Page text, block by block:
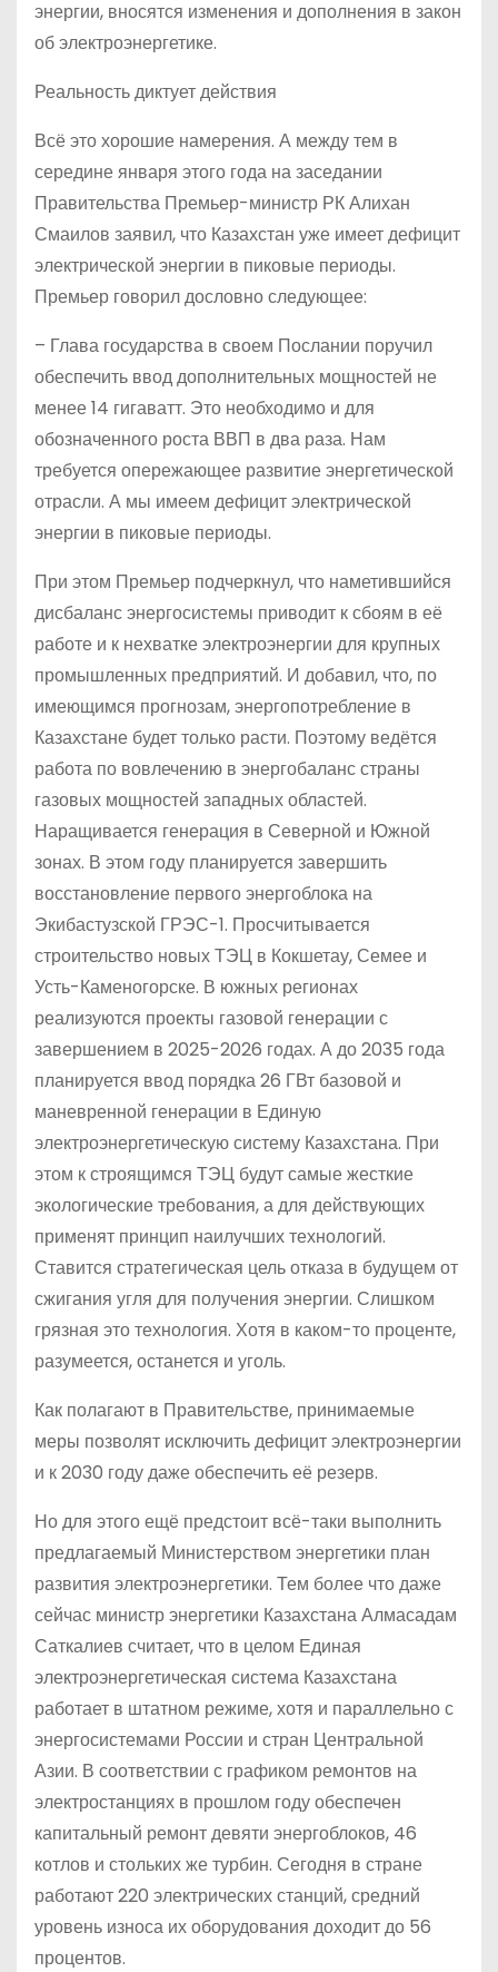
энергии, вносятся изменения и дополнения в закон
об электроэнергетике.
Реальность диктует действия
Всё это хорошие намерения. А между тем в
середине января этого года на заседании
Правительства Премьер-министр РК Алихан
Смаилов заявил, что Казахстан уже имеет дефицит
электрической энергии в пиковые периоды.
Премьер говорил дословно следующее:
– Глава государства в своем Послании поручил
обеспечить ввод дополнительных мощностей не
менее 14 гигаватт. Это необходимо и для
обозначенного роста ВВП в два раза. Нам
требуется опережающее развитие энергетической
отрасли. А мы имеем дефицит электрической
энергии в пиковые периоды.
При этом Премьер подчеркнул, что наметившийся
дисбаланс энергосистемы приводит к сбоям в её
работе и к нехватке электроэнергии для крупных
промышленных предприятий. И добавил, что, по
имеющимся прогнозам, энергопотребление в
Казахстане будет только расти. Поэтому ведётся
работа по вовлечению в энергобаланс страны
газовых мощностей западных областей.
Наращивается генерация в Северной и Южной
зонах. В этом году планируется завершить
восстановление первого энергоблока на
Экибастузской ГРЭС-1. Просчитывается
строительство новых ТЭЦ в Кокшетау, Семее и
Усть-Каменогорске. В южных регионах
реализуются проекты газовой генерации с
завершением в 2025-2026 годах. А до 2035 года
планируется ввод порядка 26 ГВт базовой и
маневренной генерации в Единую
электроэнергетическую систему Казахстана. При
этом к строящимся ТЭЦ будут самые жесткие
экологические требования, а для действующих
применят принцип наилучших технологий.
Ставится стратегическая цель отказа в будущем от
сжигания угля для получения энергии. Слишком
грязная это технология. Хотя в каком-то проценте,
разумеется, останется и уголь.
Как полагают в Правительстве, принимаемые
меры позволят исключить дефицит электроэнергии
и к 2030 году даже обеспечить её резерв.
Но для этого ещё предстоит всё-таки выполнить
предлагаемый Министерством энергетики план
развития электроэнергетики. Тем более что даже
сейчас министр энергетики Казахстана Алмасадам
Саткалиев считает, что в целом Единая
электроэнергетическая система Казахстана
работает в штатном режиме, хотя и параллельно с
энергосистемами России и стран Центральной
Азии. В соответствии с графиком ремонтов на
электростанциях в прошлом году обеспечен
капитальный ремонт девяти энергоблоков, 46
котлов и стольких же турбин. Сегодня в стране
работают 220 электрических станций, средний
уровень износа их оборудования доходит до 56
процентов.